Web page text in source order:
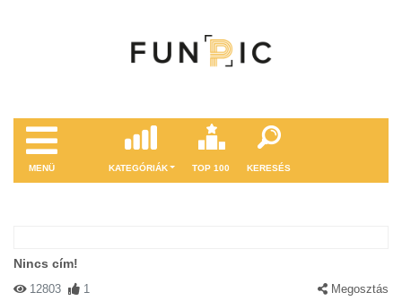
MENÜ KATEGÓRIÁK TOP 100 KERESÉS
Nincs cím!
12803 1 Megosztás